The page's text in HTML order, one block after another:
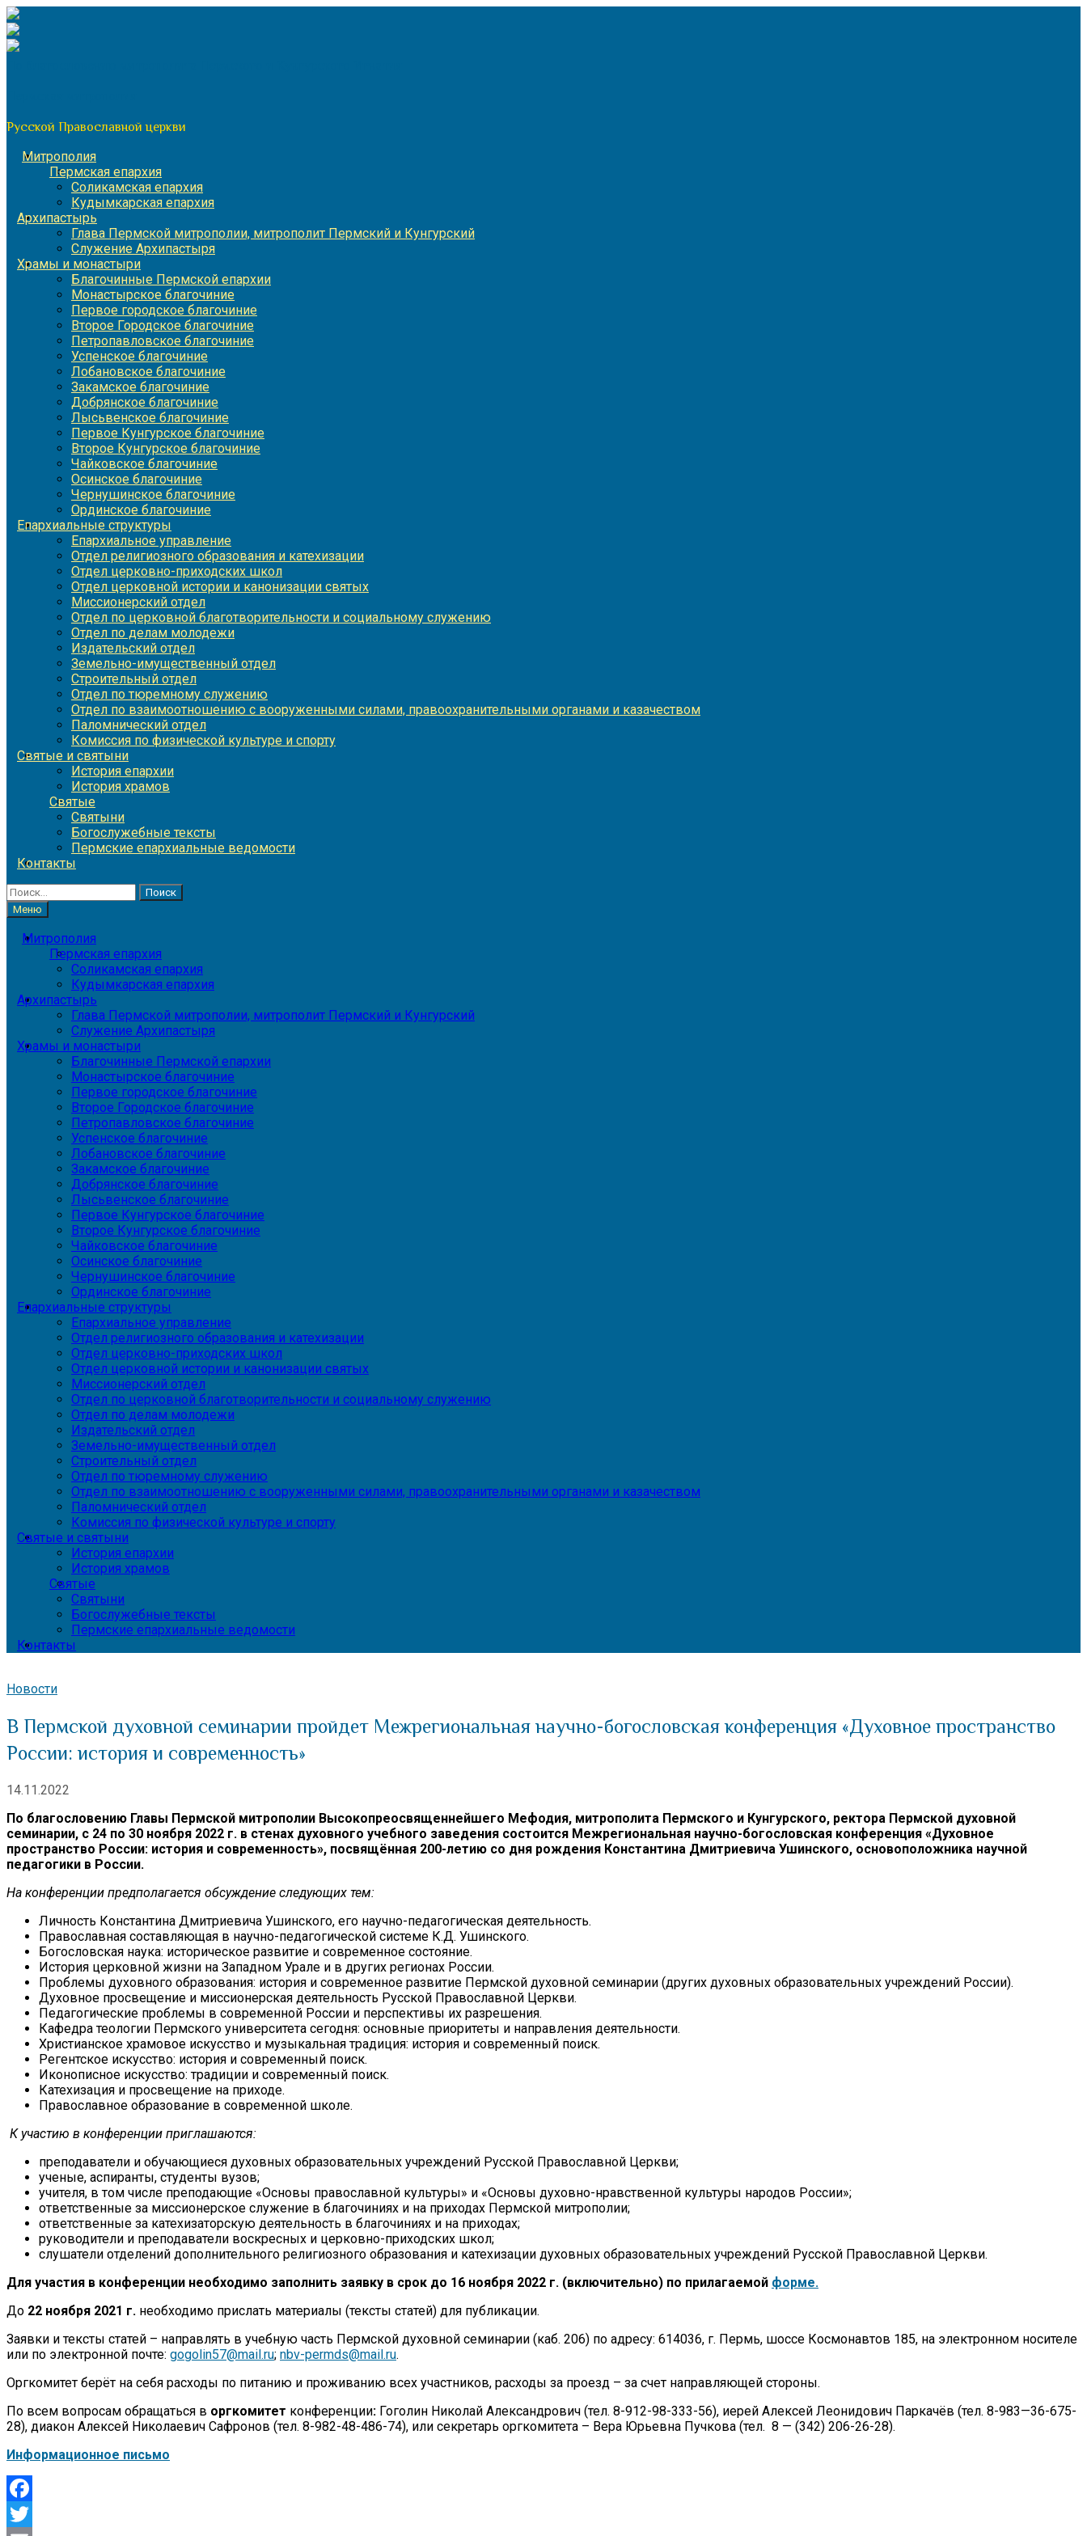
Перейти
к
содержимому
Русской Православной церкви
Митрополия
Пермская епархия
Соликамская епархия
Кудымкарская епархия
Архипастырь
Глава Пермской митрополии, митрополит Пермский и Кунгурский
Служение Архипастыря
Храмы и монастыри
Благочинные Пермской епархии
Монастырское благочиние
Первое городское благочиние
Второе Городское благочиние
Петропавловское благочиние
Успенское благочиние
Лобановское благочиние
Закамское благочиние
Добрянское благочиние
Лысьвенское благочиние
Первое Кунгурское благочиние
Второе Кунгурское благочиние
Чайковское благочиние
Осинское благочиние
Чернушинское благочиние
Ординское благочиние
Епархиальные структуры
Епархиальное управление
Отдел религиозного образования и катехизации
Отдел церковно-приходских школ
Отдел церковной истории и канонизации святых
Миссионерский отдел
Отдел по церковной благотворительности и социальному служению
Отдел по делам молодежи
Издательский отдел
Земельно-имущественный отдел
Строительный отдел
Отдел по тюремному служению
Отдел по взаимоотношению с вооруженными силами, правоохранительными органами и казачеством
Паломнический отдел
Комиссия по физической культуре и спорту
Святые и святыни
История епархии
История храмов
Святые
Святыни
Богослужебные тексты
Пермские епархиальные ведомости
Контакты
Найти:
Меню
Митрополия
Пермская епархия
Соликамская епархия
Кудымкарская епархия
Архипастырь
Глава Пермской митрополии, митрополит Пермский и Кунгурский
Служение Архипастыря
Храмы и монастыри
Благочинные Пермской епархии
Монастырское благочиние
Первое городское благочиние
Второе Городское благочиние
Петропавловское благочиние
Успенское благочиние
Лобановское благочиние
Закамское благочиние
Добрянское благочиние
Лысьвенское благочиние
Первое Кунгурское благочиние
Второе Кунгурское благочиние
Чайковское благочиние
Осинское благочиние
Чернушинское благочиние
Ординское благочиние
Епархиальные структуры
Епархиальное управление
Отдел религиозного образования и катехизации
Отдел церковно-приходских школ
Отдел церковной истории и канонизации святых
Миссионерский отдел
Отдел по церковной благотворительности и социальному служению
Отдел по делам молодежи
Издательский отдел
Земельно-имущественный отдел
Строительный отдел
Отдел по тюремному служению
Отдел по взаимоотношению с вооруженными силами, правоохранительными органами и казачеством
Паломнический отдел
Комиссия по физической культуре и спорту
Святые и святыни
История епархии
История храмов
Святые
Святыни
Богослужебные тексты
Пермские епархиальные ведомости
Контакты
Новости
В Пермской духовной семинарии пройдет Межрегиональная научно-богословская конференция «Духовное пространство
России: история и современность»
14.11.2022
По благословению Главы Пермской митрополии Высокопреосвященнейшего Мефодия, митрополита Пермского и Кунгурского, ректора Пермской духовной
семинарии, с 24 по 30 ноября 2022 г. в стенах духовного учебного заведения состоится Межрегиональная научно-богословская конференция «Духовное
пространство России: история и современность», посвящённая 200-летию со дня рождения Константина Дмитриевича Ушинского, основоположника научной
педагогики в России.
На конференции предполагается обсуждение следующих тем:
Личность Константина Дмитриевича Ушинского, его научно-педагогическая деятельность.
Православная составляющая в научно-педагогической системе К.Д. Ушинского.
Богословская наука: историческое развитие и современное состояние.
История церковной жизни на Западном Урале и в других регионах России.
Проблемы духовного образования: история и современное развитие Пермской духовной семинарии (других духовных образовательных учреждений России).
Духовное просвещение и миссионерская деятельность Русской Православной Церкви.
Педагогические проблемы в современной России и перспективы их разрешения.
Кафедра теологии Пермского университета сегодня: основные приоритеты и направления деятельности.
Христианское храмовое искусство и музыкальная традиция: история и современный поиск.
Регентское искусство: история и современный поиск.
Иконописное искусство: традиции и современный поиск.
Катехизация и просвещение на приходе.
Православное образование в современной школе.
К участию в конференции приглашаются:
преподаватели и обучающиеся духовных образовательных учреждений Русской Православной Церкви;
ученые, аспиранты, студенты вузов;
учителя, в том числе преподающие «Основы православной культуры» и «Основы духовно-нравственной культуры народов России»;
ответственные за миссионерское служение в благочиниях и на приходах Пермской митрополии;
ответственные за катехизаторскую деятельность в благочиниях и на приходах;
руководители и преподаватели воскресных и церковно-приходских школ;
слушатели отделений дополнительного религиозного образования и катехизации духовных образовательных учреждений Русской Православной Церкви.
Для участия в конференции необходимо заполнить заявку в срок до 16 ноября 2022 г. (включительно) по прилагаемой форме.
До 22 ноября 2021 г. необходимо прислать материалы (тексты статей) для публикации.
Заявки и тексты статей – направлять в учебную часть Пермской духовной семинарии (каб. 206) по адресу: 614036, г. Пермь, шоссе Космонавтов 185, на электронном носителе
или по электронной почте: gogolin57@mail.ru; nbv-permds@mail.ru.
Оргкомитет берёт на себя расходы по питанию и проживанию всех участников, расходы за проезд – за счет направляющей стороны.
По всем вопросам обращаться в оргкомитет конференции: Гоголин Николай Александрович (тел. 8-912-98-333-56), иерей Алексей Леонидович Паркачёв (тел. 8-983—36-675-
28), диакон Алексей Николаевич Сафронов (тел. 8-982-48-486-74), или секретарь оргкомитета – Вера Юрьевна Пучкова (тел. 8 — (342) 206-26-28).
Информационное письмо
Facebook